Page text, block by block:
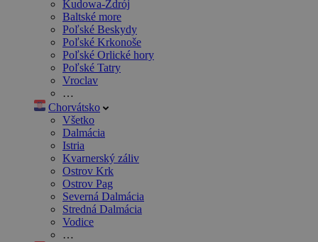
Kudowa-Zdrój
Baltské more
Poľské Beskydy
Poľské Krkonoše
Poľské Orlické hory
Poľské Tatry
Vroclav
…
Chorvátsko
Všetko
Dalmácia
Istria
Kvarnerský záliv
Ostrov Krk
Ostrov Pag
Severná Dalmácia
Stredná Dalmácia
Vodice
…